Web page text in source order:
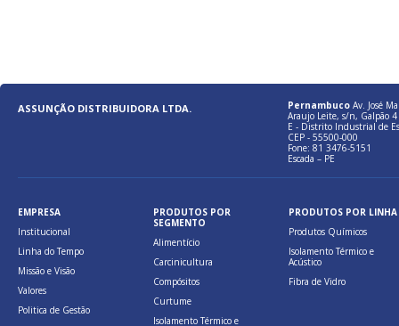
ASSUNÇÃO DISTRIBUIDORA LTDA. Pernambuco Av. José
Araujo Leite, s/n, Galpão 4
E - Distrito Industrial de
CEP - 55500-000
Fone: 81 3476-5151
Escada – PE
EMPRESA
Institucional
Linha do Tempo
Missão e Visão
Valores
Politica de Gestão
PRODUTOS POR
SEGMENTO
Alimentício
Carcinicultura
Compósitos
Curtume
Isolamento Térmico e
PRODUTOS POR LINHA
Produtos Químicos
Isolamento Térmico e
Acústico
Fibra de Vidro